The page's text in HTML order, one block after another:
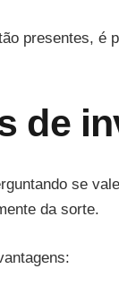
presentes, é
de
se
da sorte.